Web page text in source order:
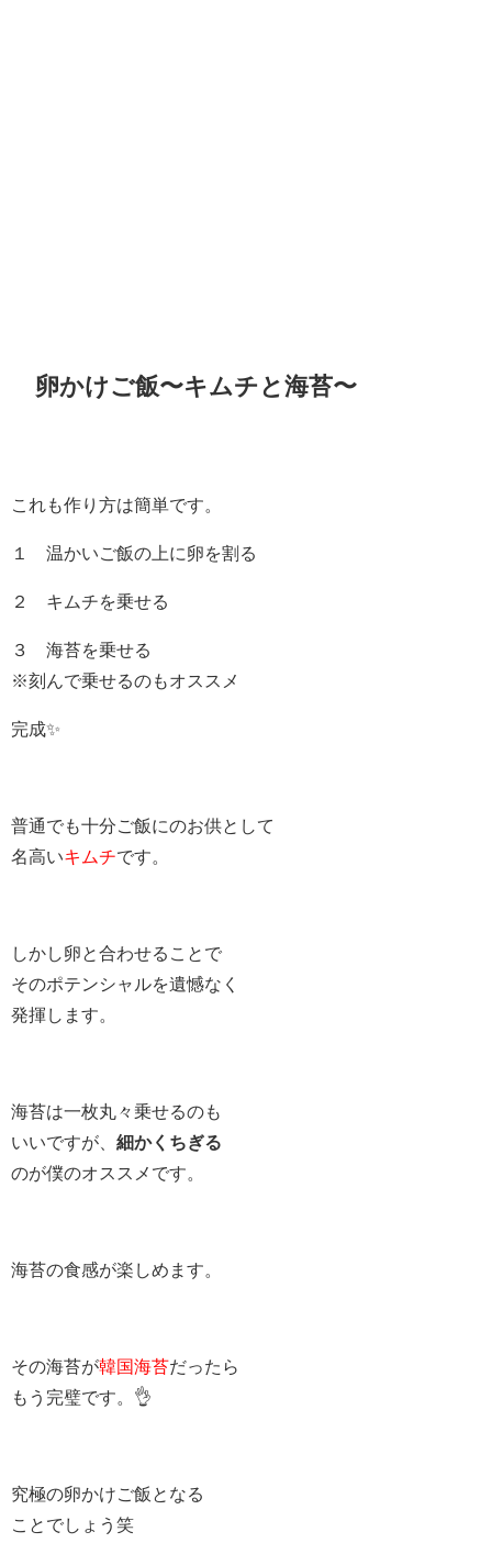
卵かけご飯〜キムチと海苔〜
これも作り方は簡単です。
１ 温かいご飯の上に卵を割る
２ キムチを乗せる
３ 海苔を乗せる
※刻んで乗せるのもオススメ
完成✨
普通でも十分ご飯にのお供として
名高いキムチです。
しかし卵と合わせることで
そのポテンシャルを遺憾なく
発揮します。
海苔は一枚丸々乗せるのも
いいですが、 細かくちぎる
のが僕のオススメです。
海苔の食感が楽しめます。
その海苔が韓国海苔だったら
もう完璧です。👌
究極の卵かけご飯となる
ことでしょう笑